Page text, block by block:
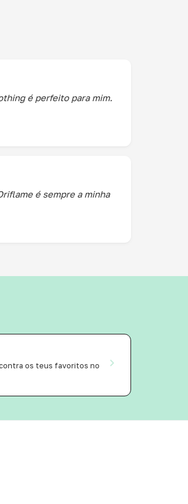
é perfeito para mim.
é sempre a minha
os teus favoritos no